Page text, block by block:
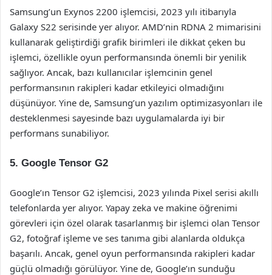
Samsung’un Exynos 2200 işlemcisi, 2023 yılı itibarıyla
Galaxy S22 serisinde yer alıyor. AMD’nin RDNA 2 mimarisini
kullanarak geliştirdiği grafik birimleri ile dikkat çeken bu
işlemci, özellikle oyun performansında önemli bir yenilik
sağlıyor. Ancak, bazı kullanıcılar işlemcinin genel
performansının rakipleri kadar etkileyici olmadığını
düşünüyor. Yine de, Samsung’un yazılım optimizasyonları ile
desteklenmesi sayesinde bazı uygulamalarda iyi bir
performans sunabiliyor.
5. Google Tensor G2
Google’ın Tensor G2 işlemcisi, 2023 yılında Pixel serisi akıllı
telefonlarda yer alıyor. Yapay zeka ve makine öğrenimi
görevleri için özel olarak tasarlanmış bir işlemci olan Tensor
G2, fotoğraf işleme ve ses tanıma gibi alanlarda oldukça
başarılı. Ancak, genel oyun performansında rakipleri kadar
güçlü olmadığı görülüyor. Yine de, Google’ın sunduğu